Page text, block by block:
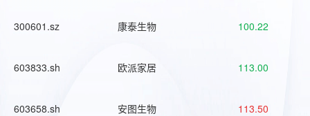
300601.sz 康泰生物 100.22
603833.sh 欧派家居 113.00
603658.sh 安图生物 113.50